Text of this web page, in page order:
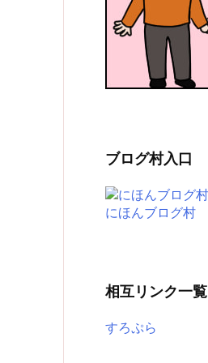
ブログ村入口
にほんブログ村
相互リンク一覧
すろぷら